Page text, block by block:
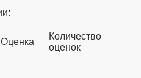
Оценка
Количество
оценок